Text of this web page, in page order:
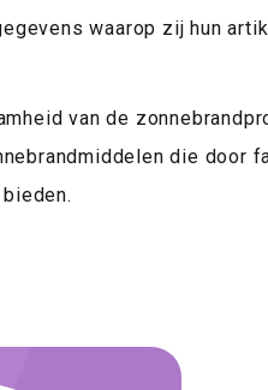
waarop zij hun
van de
die door